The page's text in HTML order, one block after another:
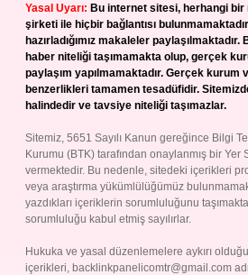
Yasal Uyarı: Bu internet sitesi, herhangi
şirketi ile hiçbir bağlantısı
hazırladığımız makaleler
haber niteliği taşımamakta olup, gerçek
paylaşım yapılmamaktadır. Gerçek kurum
benzerlikleri tamamen tesadüfidir.
halindedir ve tavsiye niteliği taşımazlar.
Sitemiz, 5651 Sayılı Kanun gereğince Bilgi
Kurumu (BTK) tarafından onaylanmış bir Yer
vermektedir. Bu nedenle, sitedeki içerikleri
veya araştırma yükümlülüğümüz
yazdıkları içeriklerin sorumluluğunu
sorumluluğu kabul etmiş sayılırlar.
Hukuka ve yasal düzenlemelere aykırı
içerikleri, backlinkpanelicomtr@gmail.com